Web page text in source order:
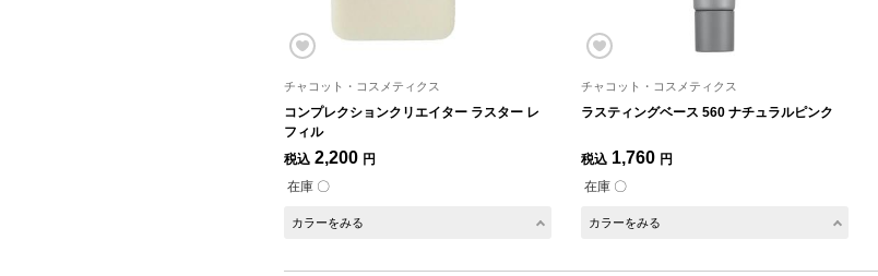
チャコット・コスメティクス
コンプレクションクリエイター ラスター レ
フィル
税込 2,200 円
在庫 〇
カラーをみる
チャコット・コスメティクス
ラスティングベース 560 ナチュラルピンク
税込 1,760 円
在庫 〇
カラーをみる